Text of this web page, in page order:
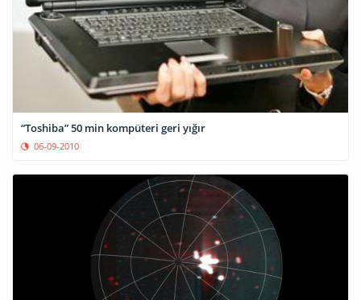
“Toshiba” 50 min kompüteri geri yığır
06-09-2010